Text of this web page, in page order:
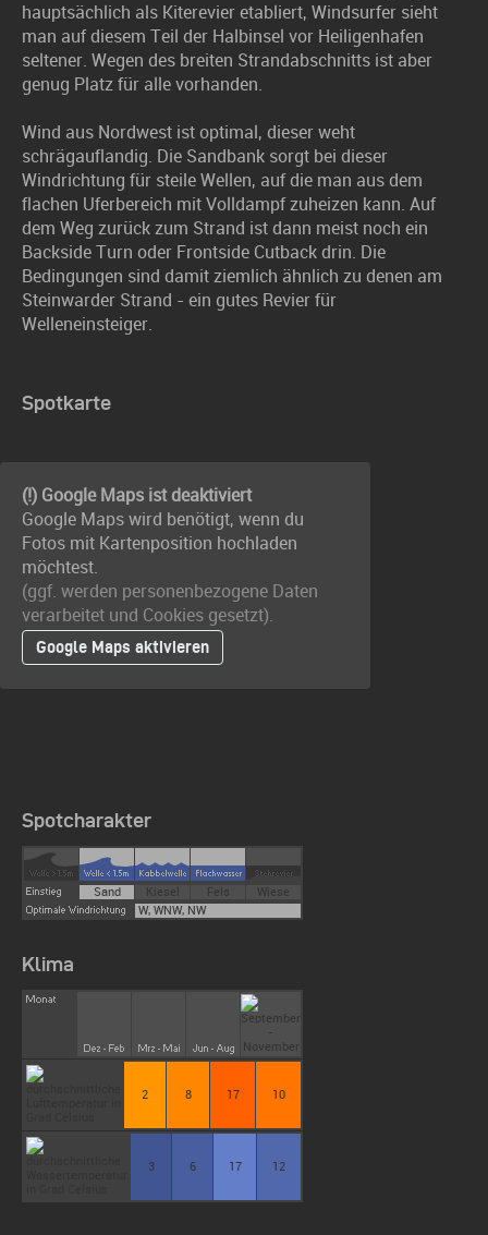
hauptsächlich als Kiterevier etabliert, Windsurfer sieht
man auf diesem Teil der Halbinsel vor Heiligenhafen
seltener. Wegen des breiten Strandabschnitts ist aber
genug Platz für alle vorhanden.
Wind aus Nordwest ist optimal, dieser weht
schrägauflandig. Die Sandbank sorgt bei dieser
Windrichtung für steile Wellen, auf die man aus dem
flachen Uferbereich mit Volldampf zuheizen kann. Auf
dem Weg zurück zum Strand ist dann meist noch ein
Backside Turn oder Frontside Cutback drin. Die
Bedingungen sind damit ziemlich ähnlich zu denen am
Steinwarder Strand - ein gutes Revier für
Welleneinsteiger.
Spotkarte
(!) Google Maps ist deaktiviert
Google Maps wird benötigt, wenn du
Fotos mit Kartenposition hochladen
möchtest.
(ggf. werden personen­bezogene Daten
verarbeitet und Cookies gesetzt).
Google Maps aktivieren
Spotcharakter
Sand Kiesel Fels
Wiese
W, WNW, NW
Klima
2 8 17 10
3 6 17 12